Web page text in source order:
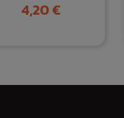
Prix
4,20 €